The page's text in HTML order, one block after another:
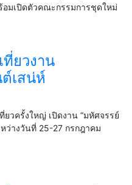
มเปิดตัวคณะกรรมการชุดใหม่
ยวงาน
เสน่ห์
วครั้งใหญ่ เปิดงาน “มหัศจรรย์
ว่างวันที่ 25-27 กรกฎาคม